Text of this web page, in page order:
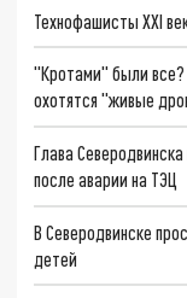
Технофашисты XXI
"Кротами" были все?
охотятся "живые
Глава
после аварии на ТЭЦ
В Северодвинске
детей